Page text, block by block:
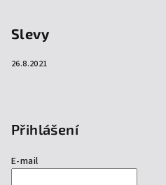
Slevy
26.8.2021
Přihlášení
E-mail